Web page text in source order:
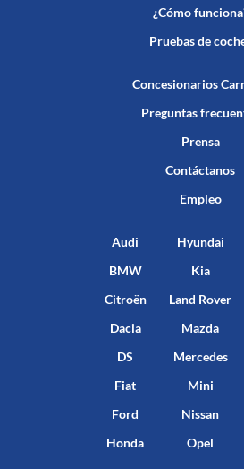
¿Cómo
Pruebas de
Concesionarios
Preguntas
Prensa
Contáctanos
Empleo
Audi
BMW
Citroën
Dacia
DS
Fiat
Ford
Honda
Hyundai
Kia
Land Rover
Mazda
Mercedes
Mini
Nissan
Opel